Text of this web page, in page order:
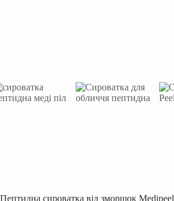
Пептидна сироватка від зморшок